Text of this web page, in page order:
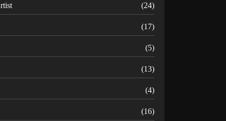
(24)
(17)
(5)
(13)
(4)
(16)